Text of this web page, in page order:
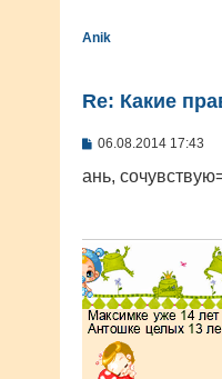
Anik
Re: Какие
С
о
н
и
е
06.08.2014 17:43
ань,